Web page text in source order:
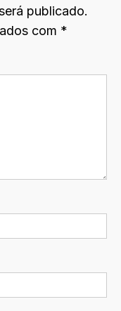
publicado.
com *